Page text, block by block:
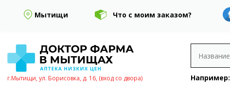
Мытищи Что с моим заказом?
г.Мытищи, ул. Борисовка, д. 16, (вход со двора) Например: